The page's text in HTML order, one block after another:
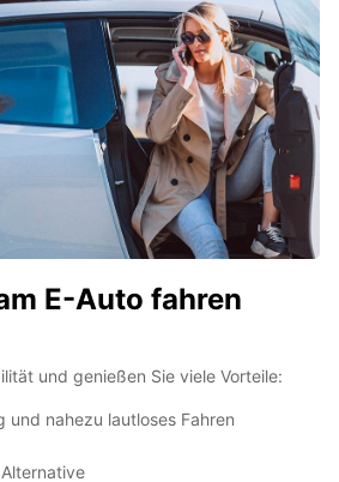
E-Auto fahren
und genießen Sie viele Vorteile:
und nahezu lautloses Fahren